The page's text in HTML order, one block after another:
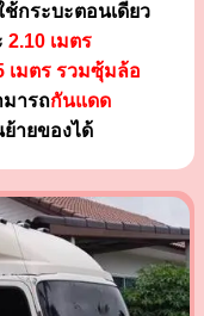
ช้กระบะตอนเดียว
2.10 เมตร
เมตร รวมซุ้มล้อ
มารถกันแดด
ายของได้